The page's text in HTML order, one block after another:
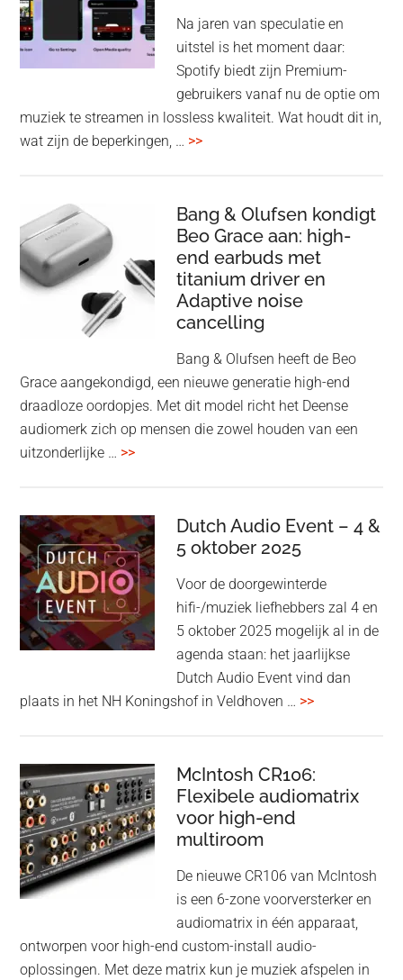
Na jaren van speculatie en
uitstel is het moment daar:
Spotify biedt zijn Premium-
gebruikers vanaf nu de optie om
muziek te streamen in lossless kwaliteit. Wat houdt dit in,
wat zijn de beperkingen, … >>overSpotify
nu
ook
in
‘lossless’
kwaliteit
Bang & Olufsen kondigt
Beo Grace aan: high-
end earbuds met
titanium driver en
Adaptive noise
cancelling
Bang & Olufsen heeft de Beo
Grace aangekondigd, een nieuwe generatie high-end
draadloze oordopjes. Met dit model richt het Deense
audiomerk zich op mensen die zowel houden van een
uitzonderlijke … >>overBang
kondigt
Beo
Grace
aan:
high-
end
earbuds
titanium
Adaptive
noise
cancelling
Dutch Audio Event – 4 &
5 oktober 2025
Voor de doorgewinterde
hifi-/muziek liefhebbers zal 4 en
5 oktober 2025 mogelijk al in de
agenda staan: het jaarlijkse
Dutch Audio Event vind dan
plaats in het NH Koningshof in Veldhoven … >>overDutch
–
4
McIntosh CR106:
Flexibele audiomatrix
voor high-end
multiroom
De nieuwe CR106 van McIntosh
is een 6-zone voorversterker en
audiomatrix in één apparaat,
ontworpen voor high-end custom-install audio-
oplossingen. Met deze matrix kun je muziek afspelen in